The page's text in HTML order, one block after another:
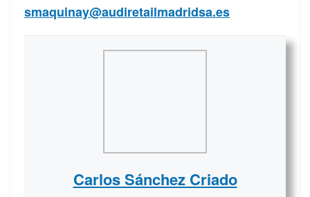
smaquinay@audiretailmadridsa.es
Carlos Sánchez Criado